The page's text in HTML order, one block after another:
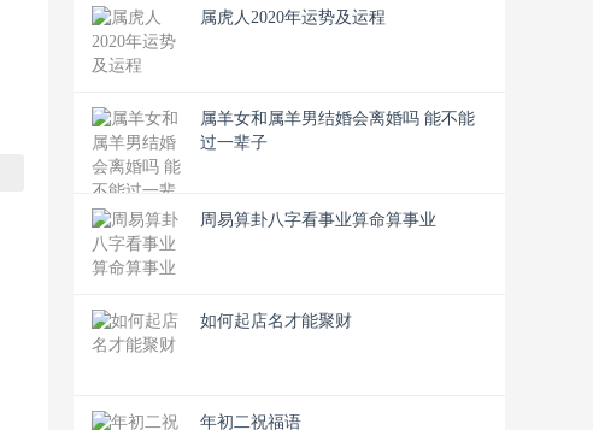
属虎人2020年运势及运程
属羊女和属羊男结婚会离婚吗 能不能
过一辈子
周易算卦八字看事业算命算事业
如何起店名才能聚财
年初二祝福语